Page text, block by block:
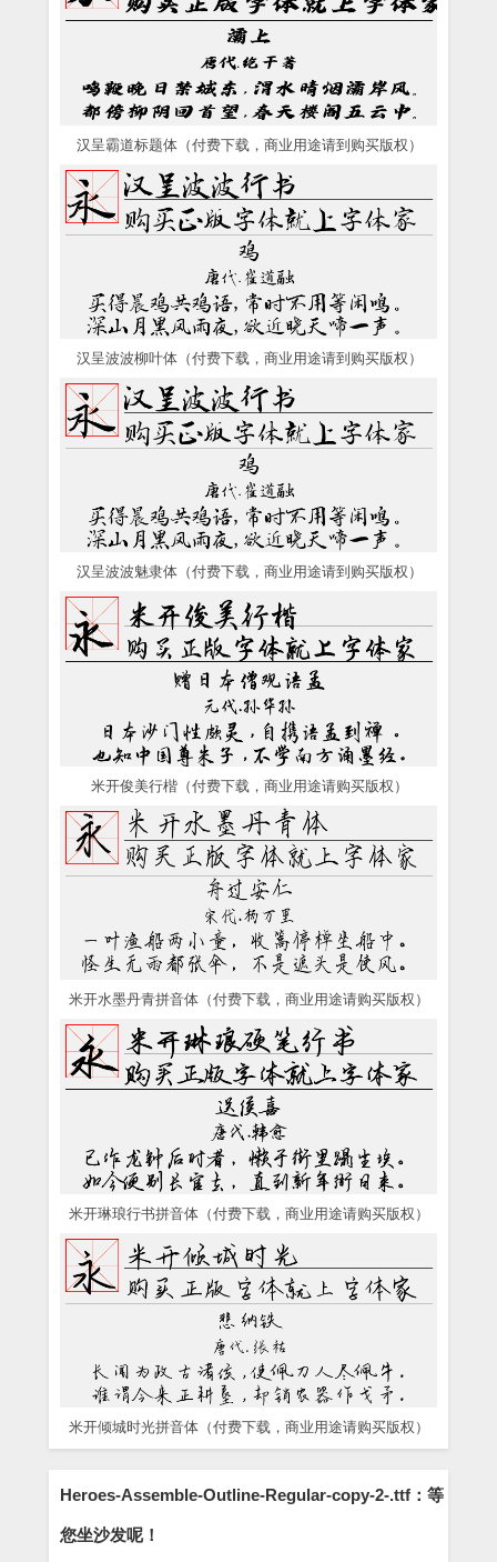
汉呈霸道标题体（付费下载，商业用途请到购买版权）
汉呈波波柳叶体（付费下载，商业用途请到购买版权）
汉呈波波魅隶体（付费下载，商业用途请到购买版权）
米开俊美行楷（付费下载，商业用途请购买版权）
米开水墨丹青拼音体（付费下载，商业用途请购买版权）
米开琳琅行书拼音体（付费下载，商业用途请购买版权）
米开倾城时光拼音体（付费下载，商业用途请购买版权）
Heroes-Assemble-Outline-Regular-copy-2-.ttf：等
您坐沙发呢！